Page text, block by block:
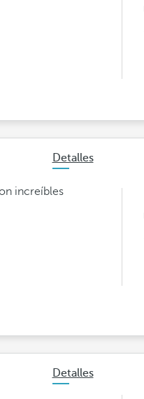
Detalles
increíbles
Detalles